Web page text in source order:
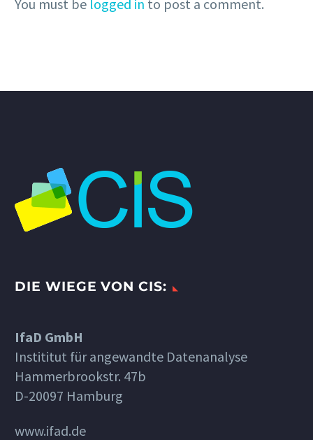
You must be logged in to post a comment.
DIE WIEGE VON CIS:
IfaD GmbH
Instititut für angewandte Datenanalyse
Hammerbrookstr. 47b
D-20097 Hamburg
www.ifad.de